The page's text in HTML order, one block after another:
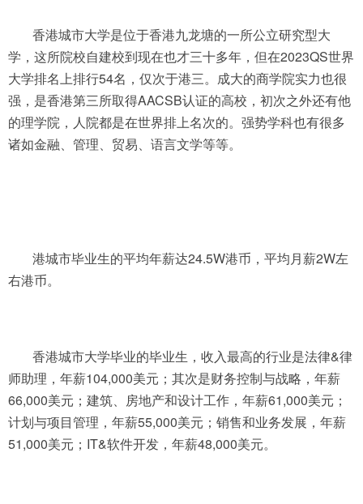
香港城市大学是位于香港九龙塘的一所公立研究型大
学，这所院校自建校到现在也才三十多年，但在2023QS世界
大学排名上排行54名，仅次于港三。成大的商学院实力也很
强，是香港第三所取得AACSB认证的高校，初次之外还有他
的理学院，人院都是在世界排上名次的。强势学科也有很多
诸如金融、管理、贸易、语言文学等等。
港城市毕业生的平均年薪达24.5W港币，平均月薪2W左
右港币。
香港城市大学毕业的毕业生，收入最高的行业是法律&律
师助理，年薪104,000美元；其次是财务控制与战略，年薪
66,000美元；建筑、房地产和设计工作，年薪61,000美元；
计划与项目管理，年薪55,000美元；销售和业务发展，年薪
51,000美元；IT&软件开发，年薪48,000美元。